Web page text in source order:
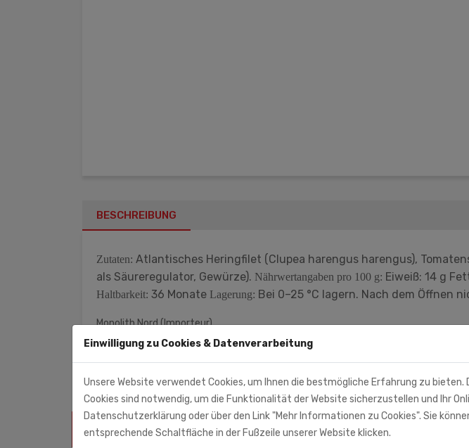
BESCHREIBUNG
Zutaten: Atlantisches Heringfilet (Clupea harengus harengus),
als Säureregulator, Gewürze). Nährwertangaben pro 100 g: Eiweiß: 14 g
Haltbarkeit: 36 Monate Lagerung: Bei 0–25 °C lagern. Nach dem Öffnen
Monolith Nord (Importeur)
Am Hatzberg 3
ÄHNLICHE PRODUKTE
Einwilligung zu Cookies & Datenverarbeitung
Unsere Website verwendet Cookies, um Ihnen die bestmögliche Erfahrung zu
Cookies sind notwendig, um die Funktionalität der Website sicherzustellen und Ihr
Datenschutzerklärung oder über den Link "Mehr Informationen zu Cookies". Sie
entsprechende Schaltfläche in der Fußzeile unserer Website klicken.